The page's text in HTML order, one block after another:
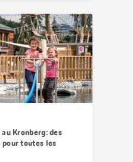
Kronberg: des
pour toutes les